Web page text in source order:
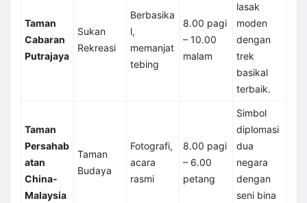
Taman
Cabaran
Putrajaya
Sukan
Rekreasi
Berbasika
l,
memanjat
tebing
8.00 pagi
– 10.00
malam
lasak
moden
dengan
trek
basikal
terbaik.
Taman
Persahab
atan
China-
Malaysia
Taman
Budaya
Fotografi,
acara
rasmi
8.00 pagi
– 6.00
petang
Simbol
diplomasi
dua
negara
dengan
seni bina